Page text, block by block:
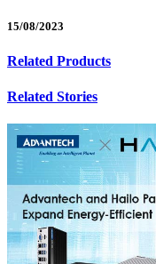
15/08/2023
Related Products
Related Stories